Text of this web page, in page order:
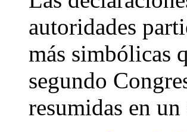
autoridades
más simbólicas
segundo
resumidas en